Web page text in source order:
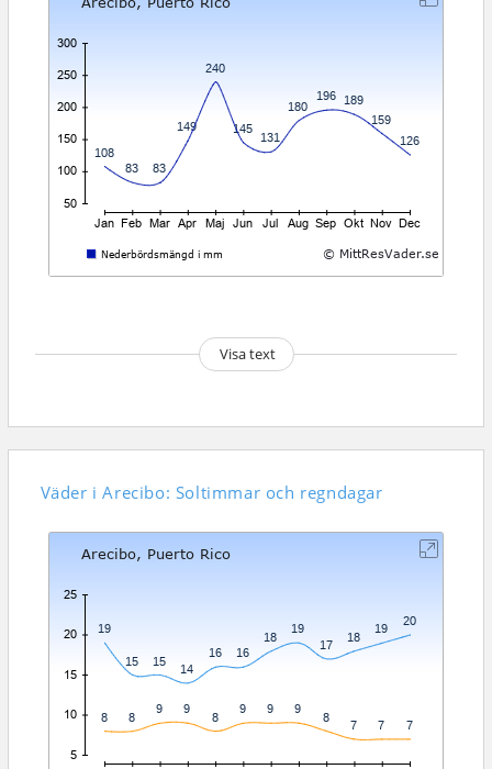
Visa text
Väder i Arecibo: Soltimmar och regndagar